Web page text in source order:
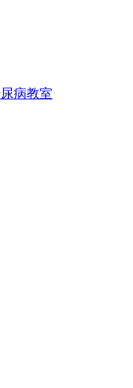
病教室